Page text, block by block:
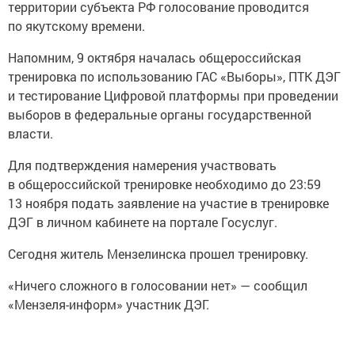
территории субъекта РФ голосование проводится
по якутскому времени.
Напомним, 9 октября началась общероссийская
тренировка по использованию ГАС «Выборы», ПТК ДЭГ
и тестирование Цифровой платформы при проведении
выборов в федеральные органы государственной
власти.
Для подтверждения намерения участвовать
в общероссийской тренировке необходимо до 23:59
13 ноября подать заявление на участие в тренировке
ДЭГ в личном кабинете на портале Госуслуг.
Сегодня житель Мензелинска прошел тренировку.
«Ничего сложного в голосовании нет» — сообщил
«Мензеля-информ» участник ДЭГ.